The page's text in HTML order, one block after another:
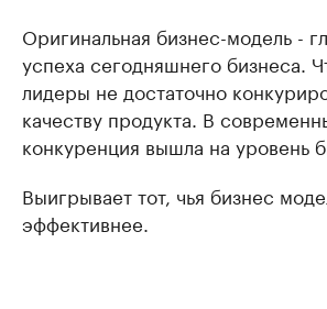
Оригинальная бизнес-модель -
успеха сегодняшнего бизнеса.
лидеры не достаточно
качеству продукта. В
конкуренция вышла на уровень
Выигрывает тот, чья бизнес
эффективнее.